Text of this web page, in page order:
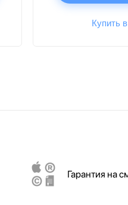
Купить
Гарантия на